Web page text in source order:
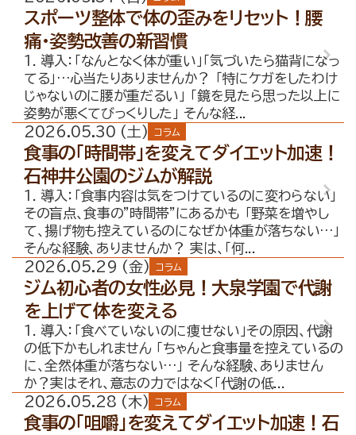
スポーツ整体で体の歪みをリセット！腰
痛・姿勢改善の新習慣
1. 導入：「なんとなく体が重い」「気づいたら猫背になっ
てる」…心当たりありませんか？ 「特にケガをしたわけ
じゃないのに腰が重だるい」 「鏡を見たら思った以上に
姿勢が悪くてびっくりした」 そんな経...
2026.05.30 (土) コラム
食事の「時間帯」を変えてダイエット加速！
石神井公園のジムが解説
1. 導入：「食事内容は気をつけているのに変わらない」
その盲点、食事の”時間帯”にあるかも 「野菜を増やし
て、揚げ物も控えているのになぜか体重が落ちない…」
そんな経験、ありませんか？ 実は、「何...
2026.05.29 (金) コラム
ジム初心者の女性必見！大泉学園で代謝
を上げて体を変える
1. 導入：「食べていないのに痩せない」その原因、代謝
の低下かもしれません 「ちゃんと食事量を控えているの
に、全然体重が落ちない…」 そんな経験、ありません
か？実はそれ、意志の力ではなく「代謝の低...
2026.05.28 (木) コラム
食事の「咀嚼」を変えてダイエット加速！石